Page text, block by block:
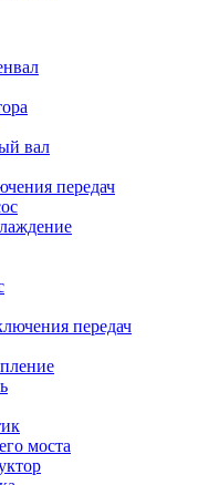
вал
передач
передач
моста